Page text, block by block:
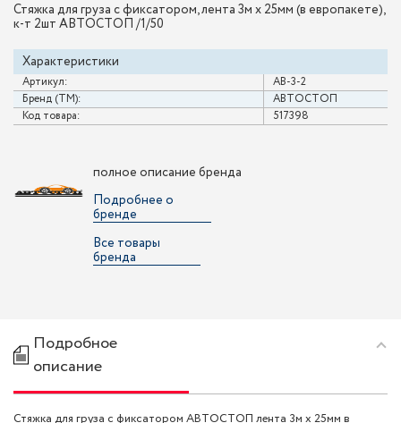
Стяжка для груза с фиксатором, лента 3м х 25мм (в европакете),
к-т 2шт АВТОСТОП /1/50
Характеристики
Артикул:
AB-3-2
Бренд (ТМ):
АВТОСТОП
Код товара:
517398
полное описание бренда
Подробнее о
бренде
Все товары
бренда
Подробное
описание
Стяжка для груза с фиксатором АВТОСТОП лента 3м х 25мм в